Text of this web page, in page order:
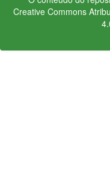
Creative Commons